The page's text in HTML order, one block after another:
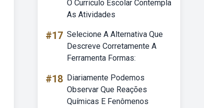
O Curriculo Escolar Contempla
As Atividades
#17 Selecione A Alternativa Que
Descreve Corretamente A
Ferramenta Formas:
#18 Diariamente Podemos
Observar Que Reações
Químicas E Fenômenos